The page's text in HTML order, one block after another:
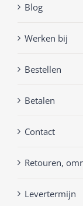
Blog
Werken bij
Bestellen
Betalen
Contact
Retouren,
Levertermijn